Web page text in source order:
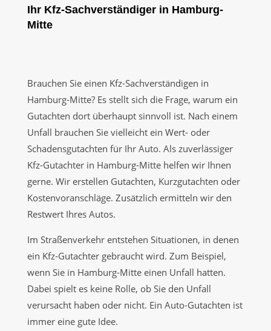
Ihr Kfz-Sachverständiger in Hamburg-
Mitte
Brauchen Sie einen Kfz-Sachverständigen in
Hamburg-Mitte? Es stellt sich die Frage, warum ein
Gutachten dort überhaupt sinnvoll ist. Nach einem
Unfall brauchen Sie vielleicht ein Wert- oder
Schadensgutachten für Ihr Auto. Als zuverlässiger
Kfz-Gutachter in Hamburg-Mitte helfen wir Ihnen
gerne. Wir erstellen Gutachten, Kurzgutachten oder
Kostenvoranschläge. Zusätzlich ermitteln wir den
Restwert Ihres Autos.
Im Straßenverkehr entstehen Situationen, in denen
ein Kfz-Gutachter gebraucht wird. Zum Beispiel,
wenn Sie in Hamburg-Mitte einen Unfall hatten.
Dabei spielt es keine Rolle, ob Sie den Unfall
verursacht haben oder nicht. Ein Auto-Gutachten ist
immer eine gute Idee.